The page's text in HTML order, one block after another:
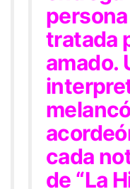
tratada
amado.
cada
de “La